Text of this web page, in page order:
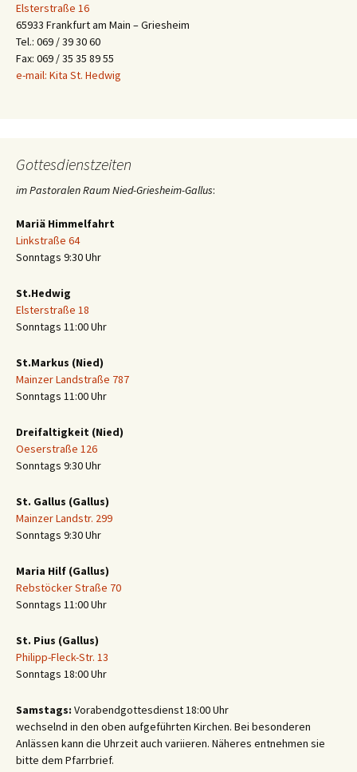
Elsterstraße 16
65933 Frankfurt am Main – Griesheim
Tel.: 069 / 39 30 60
Fax: 069 / 35 35 89 55
e-mail: Kita St. Hedwig
Gottesdienstzeiten
im Pastoralen Raum Nied-Griesheim-Gallus:
Mariä Himmelfahrt
Linkstraße 64
Sonntags 9:30 Uhr
St.Hedwig
Elsterstraße 18
Sonntags 11:00 Uhr
St.Markus (Nied)
Mainzer Landstraße 787
Sonntags 11:00 Uhr
Dreifaltigkeit (Nied)
Oeserstraße 126
Sonntags 9:30 Uhr
St. Gallus (Gallus)
Mainzer Landstr. 299
Sonntags 9:30 Uhr
Maria Hilf (Gallus)
Rebstöcker Straße 70
Sonntags 11:00 Uhr
St. Pius (Gallus)
Philipp-Fleck-Str. 13
Sonntags 18:00 Uhr
Samstags: Vorabendgottesdienst 18:00 Uhr
wechselnd in den oben aufgeführten Kirchen. Bei besonderen
Anlässen kann die Uhrzeit auch variieren. Näheres entnehmen sie
bitte dem Pfarrbrief.